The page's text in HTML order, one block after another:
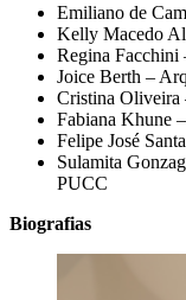
Emiliano de
Kelly Macedo
Regina Facchini
Joice Berth –
Cristina Oliveira
Fabiana Khune
Felipe José
Sulamita
PUCC
Biografias